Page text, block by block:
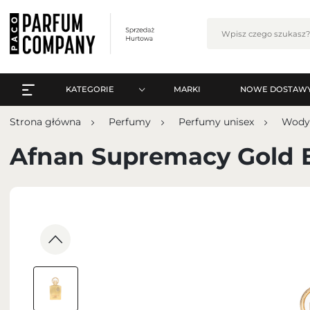
WSZYSTKO A-Z
PERFUMY
PERFUMY ARABSKIE
ZAPACHY DO WNĘTRZ
KATEGORIE
ZESTAWY
PIELĘGNACJA
MAKIJAŻ
MARKI NOWE
Strona główna Perfumy Perfumy unisex
Afnan Supremacy Gold